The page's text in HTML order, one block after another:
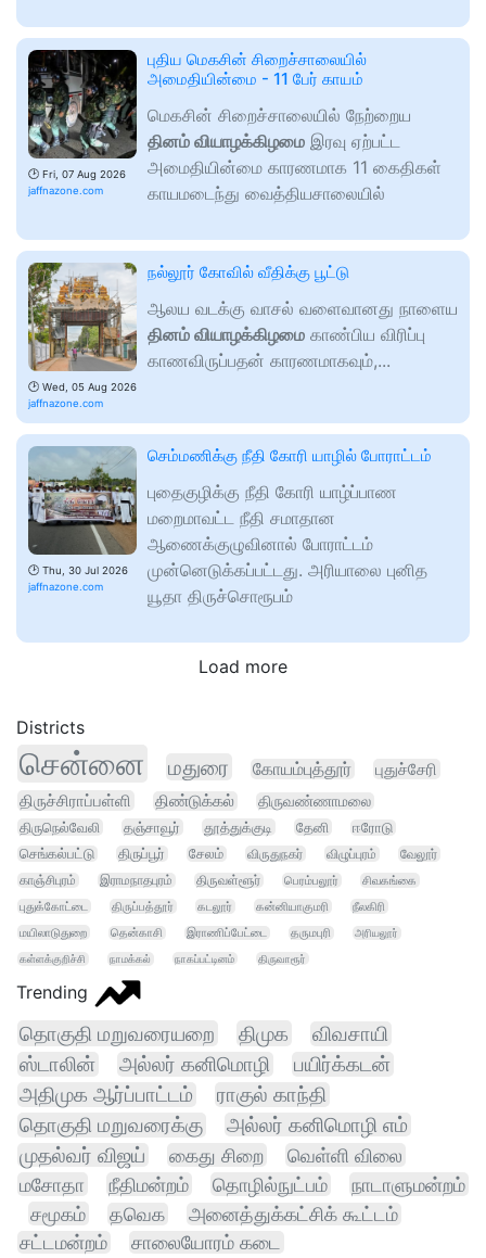
🕑 Fri, 07 Aug 2026
jaffnazone.com
புதிய மெகசின் சிறைச்சாலையில்
அமைதியின்மை - 11 பேர் காயம்
மெகசின் சிறைச்சாலையில் நேற்றைய
தினம் வியாழக்கிழமை இரவு ஏற்பட்ட
அமைதியின்மை காரணமாக 11 கைதிகள்
காயமடைந்து வைத்தியசாலையில்
🕑 Wed, 05 Aug 2026
jaffnazone.com
நல்லூர் கோவில் வீதிக்கு பூட்டு
ஆலய வடக்கு வாசல் வளைவானது நாளைய
தினம் வியாழக்கிழமை காண்பிய விரிப்பு
காணவிருப்பதன் காரணமாகவும்,...
🕑 Thu, 30 Jul 2026
jaffnazone.com
செம்மணிக்கு நீதி கோரி யாழில் போராட்டம்
புதைகுழிக்கு நீதி கோரி யாழ்ப்பாண
மறைமாவட்ட நீதி சமாதான
ஆணைக்குழுவினால் போராட்டம்
முன்னெடுக்கப்பட்டது. அரியாலை புனித
யூதா திருச்சொரூபம்
Load more
Districts
சென்னை மதுரை கோயம்புத்தூர்
புதுச்சேரி
திருச்சிராப்பள்ளி
திண்டுக்கல்
திருவண்ணாமலை
திருநெல்வேலி
தஞ்சாவூர் தூத்துக்குடி தேனி
ஈரோடு
செங்கல்பட்டு
திருப்பூர் சேலம் விருதுநகர் விழுப்புரம் வேலூர்
காஞ்சிபுரம் இராமநாதபுரம் திருவள்ளூர் பெரம்பலூர்
சிவகங்கை
புதுக்கோட்டை
திருப்பத்தூர் கடலூர் கன்னியாகுமரி
நீலகிரி
மயிலாடுதுறை
தென்காசி இராணிப்பேட்டை தருமபுரி
அரியலூர்
கள்ளக்குறிச்சி
நாமக்கல் நாகப்பட்டினம் திருவாரூர்
Trending
தொகுதி மறுவரையறை திமுக
விவசாயி
ஸ்டாலின்
அல்லர் கனிமொழி
பயிர்க்கடன்
அதிமுக ஆர்ப்பாட்டம்
ராகுல் காந்தி
தொகுதி மறுவரைக்கு
அல்லர் கனிமொழி எம்
முதல்வர் விஜய்
கைது சிறை
வெள்ளி விலை
மசோதா
நீதிமன்றம் தொழில்நுட்பம்
நாடாளுமன்றம்
சமூகம்
தவெக
அனைத்துக்கட்சிக் கூட்டம்
சட்டமன்றம்
சாலையோரம் கடை